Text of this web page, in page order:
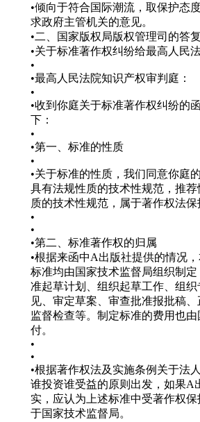
•倾向于符合国际潮流，取保护态
求政府主管机关的意见。
•二、国家版权局版权管理司的答复
•关于标准著作权纠纷给最高人民
•
•最高人民法院知识产权审判庭：
•
•收到你庭关于标准著作权纠纷的
下：
•
•第一、标准的性质
•
•关于标准的性质，我们同意你庭
具有法规性质的技术性规范，推
质的技术性规范，属于著作权法保
•
•
•第二、标准著作权的归属
•根据来函中A出版社提供的情况
标准均由国家技术监督局组织制
准起草计划、组织起草工作、组
见、审定草案、审查批准报批稿
监督检查等。制定标准的费用也
付。
•
•
•根据著作权法及实施条例关于法
谁投资谁受益的原则出发，如果A
实，应认为上述标准中受著作权
于国家技术监督局。